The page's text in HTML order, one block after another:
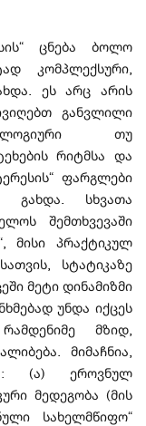
ცნება ბოლო
კომპლექსური,
ეს არც არის
განვლილი
თუ
რიტმსა და
ფარგლები
გახდა. სხვათა
შემთხვევაში
მისი პრაქტიკულ
სტატიკაზე
მეტი დინამიზმი
უნდა იქცეს
მზიდ,
მიმაჩნია,
(ა) ეროვნულ
მედეგობა (მის
სახელმწიფო“